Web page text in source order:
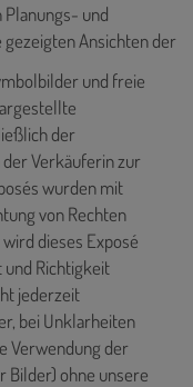
und
Ansichten der
und freie
der
Verkäuferin zur
wurden mit
von Rechten
dieses Exposé
Richtigkeit
jederzeit
bei Unklarheiten
Verwendung der
Bilder) ohne unsere